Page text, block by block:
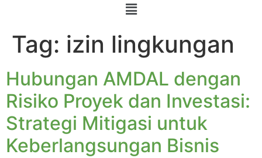
Tag: izin lingkungan
Hubungan AMDAL dengan
Risiko Proyek dan Investasi:
Strategi Mitigasi untuk
Keberlangsungan Bisnis